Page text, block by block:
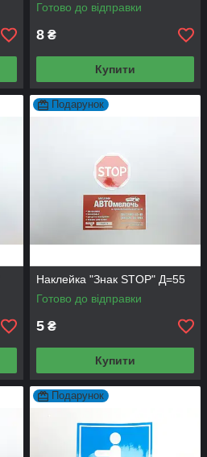
Готово до відправки
8 ₴
Купити
Подарунок
Наклейка "Знак STOP" Д=55
Готово до відправки
5 ₴
Купити
Подарунок